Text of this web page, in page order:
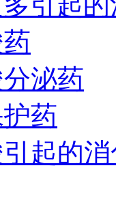
泌药
药
起的